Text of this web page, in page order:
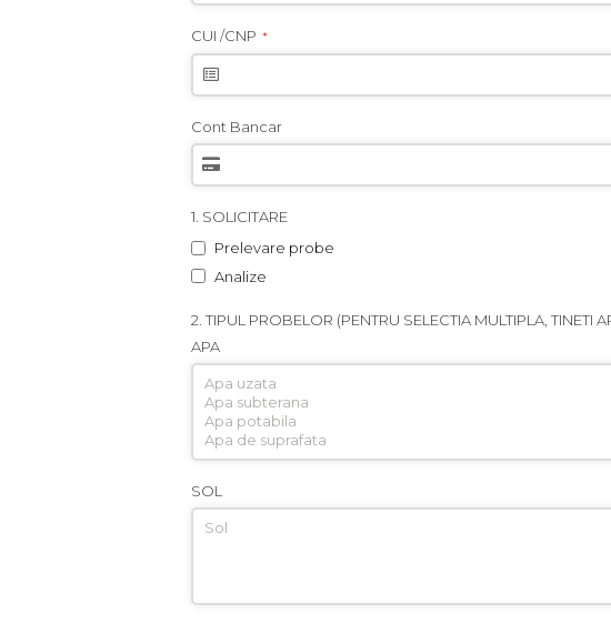
CUI /CNP *
Cont Bancar
1. SOLICITARE
Prelevare probe
Analize
2. TIPUL PROBELOR (PENTRU SELECTIA MULTIPLA, TINETI
APA
SOL